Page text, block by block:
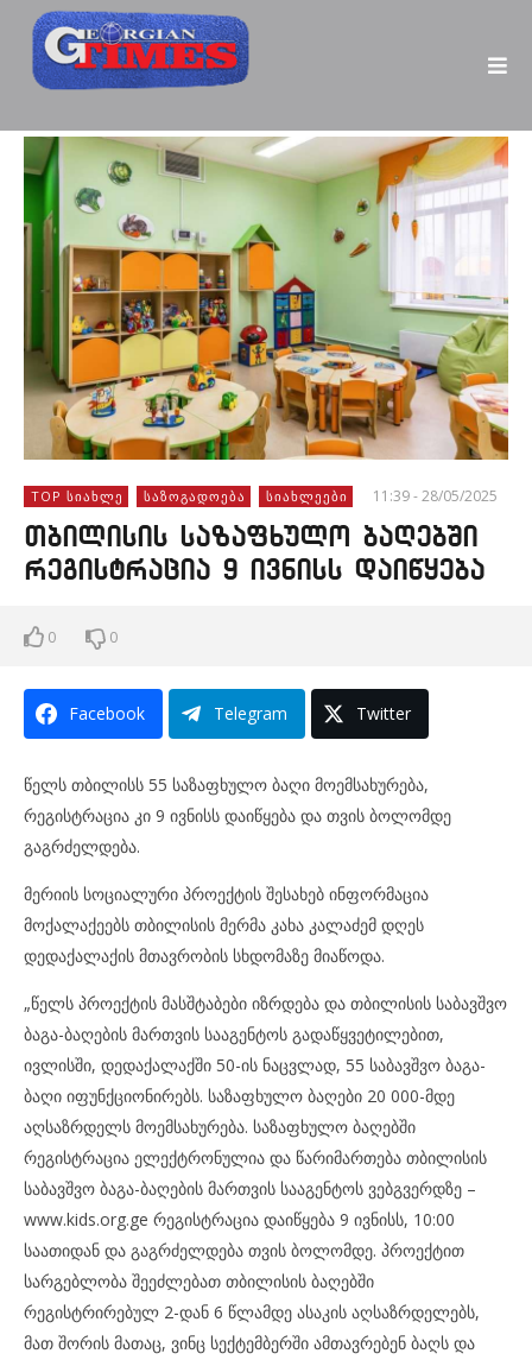
TOP ᲡᲘᲐᲮᲚᲔ ᲡᲐᲖᲝᲒᲐᲓᲝᲔᲑᲐ ᲡᲘᲐᲮᲚᲔᲔᲑᲘ 11:39 - 28/05/2025
თბილისის საზაფხულო ბაღებში
რეგისტრაცია 9 ივნისს დაიწყება
0 0
Facebook Telegram Twitter
წელს თბილისს 55 საზაფხულო ბაღი მოემსახურება,
რეგისტრაცია კი 9 ივნისს დაიწყება და თვის ბოლომდე
გაგრძელდება.
მერიის სოციალური პროექტის შესახებ ინფორმაცია
მოქალაქეებს თბილისის მერმა კახა კალაძემ დღეს
დედაქალაქის მთავრობის სხდომაზე მიაწოდა.
„წელს პროექტის მასშტაბები იზრდება და თბილისის საბავშვო
ბაგა-ბაღების მართვის სააგენტოს გადაწყვეტილებით,
ივლისში, დედაქალაქში 50-ის ნაცვლად, 55 საბავშვო ბაგა-
ბაღი იფუნქციონირებს. საზაფხულო ბაღები 20 000-მდე
აღსაზრდელს მოემსახურება. საზაფხულო ბაღებში
რეგისტრაცია ელექტრონულია და წარიმართება თბილისის
საბავშვო ბაგა-ბაღების მართვის სააგენტოს ვებგვერდზე –
www.kids.org.ge რეგისტრაცია დაიწყება 9 ივნისს, 10:00
საათიდან და გაგრძელდება თვის ბოლომდე. პროექტით
სარგებლობა შეეძლებათ თბილისის ბაღებში
რეგისტრირებულ 2-დან 6 წლამდე ასაკის აღსაზრდელებს,
მათ შორის მათაც, ვინც სექტემბერში ამთავრებენ ბაღს და